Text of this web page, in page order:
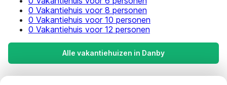
0 Vakantiehuis voor 8 personen
0 Vakantiehuis voor 10 personen
0 Vakantiehuis voor 12 personen
Alle vakantiehuizen in Danby